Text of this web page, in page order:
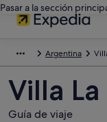
Pasar a la sección
Argentina
Villa
Guía de viaje